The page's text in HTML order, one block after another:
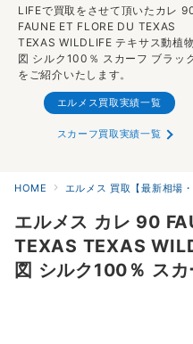
LIFEで買取をさせて頂いたカレ
FAUNE ET FLORE DU TEXAS
TEXAS WILDLIFE テキサス動植物
図 シルク100％ スカーフ ブラッ
をご紹介いたします。
エルメス買取実績一覧
スカーフ買取実績一覧
HOME エルメス 買取【最新相場・
エルメス カレ 90
TEXAS TEXAS
図 シルク100％ ス